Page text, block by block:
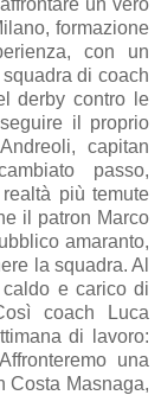
formazione
con un
di coach
derby contro le
il proprio
capitan
passo,
più temute
il patron Marco
amaranto,
la squadra. Al
e carico di
coach Luca
di lavoro:
una
Costa Masnaga,